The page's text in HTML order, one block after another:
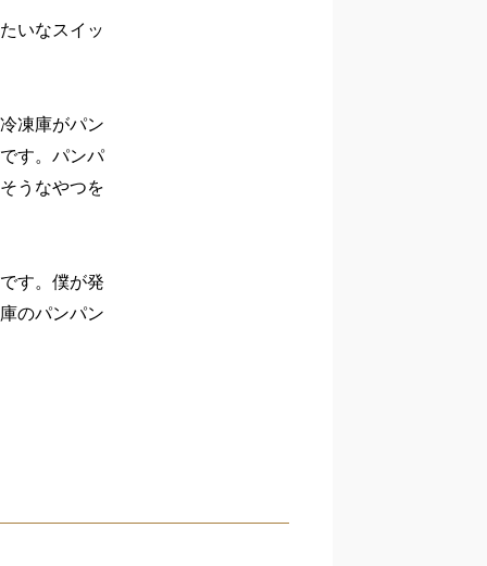
いなスイッ
凍庫がパン
す。パンパ
うなやつを
す。僕が発
のパンパン